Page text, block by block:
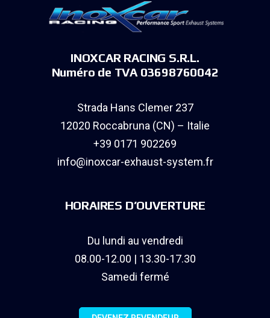
INOXCAR RACING S.R.L.
Numéro de TVA 03698760042
Strada Hans Clemer 237
12020 Roccabruna (CN) – Italie
+39 0171 902269
info@inoxcar-exhaust-system.fr
HORAIRES D’OUVERTURE
Du lundi au vendredi
08.00-12.00 | 13.30-17.30
Samedi fermé